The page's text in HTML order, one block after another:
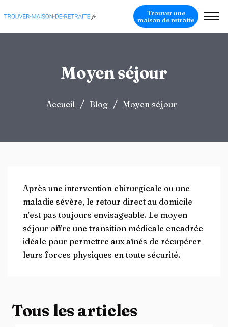
Trouver une
maison de retraite
Moyen séjour
Accueil / Blog / Moyen séjour
Après une intervention chirurgicale ou une
maladie sévère, le retour direct au domicile
n’est pas toujours envisageable. Le moyen
séjour offre une transition médicale encadrée
idéale pour permettre aux aînés de récupérer
leurs forces physiques en toute sécurité.
Tous les articles